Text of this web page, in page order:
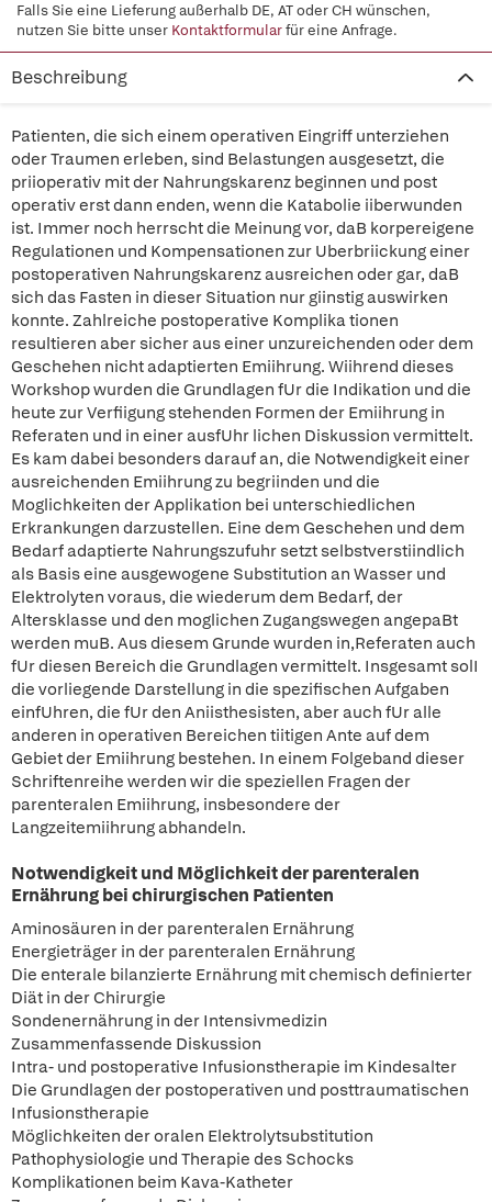
Falls Sie eine Lieferung außerhalb DE, AT oder CH wünschen,
nutzen Sie bitte unser Kontaktformularfür eine Anfrage.
Beschreibung
Patienten, die sich einem operativen Eingriff unterziehen
oder Traumen erleben, sind Belastungen ausgesetzt, die
priioperativ mit der Nahrungskarenz beginnen und post
operativ erst dann enden, wenn die Katabolie iiberwunden
ist. Immer noch herrscht die Meinung vor, daB korpereigene
Regulationen und Kompensationen zur Uberbriickung einer
postoperativen Nahrungskarenz ausreichen oder gar, daB
sich das Fasten in dieser Situation nur giinstig auswirken
konnte. Zahlreiche postoperative Komplika tionen
resultieren aber sicher aus einer unzureichenden oder dem
Geschehen nicht adaptierten Emiihrung. Wiihrend dieses
Workshop wurden die Grundlagen fUr die Indikation und die
heute zur Verfiigung stehenden Formen der Emiihrung in
Referaten und in einer ausfUhr lichen Diskussion vermittelt.
Es kam dabei besonders darauf an, die Notwendigkeit einer
ausreichenden Emiihrung zu begriinden und die
Moglichkeiten der Applikation bei unterschiedlichen
Erkrankungen darzustellen. Eine dem Geschehen und dem
Bedarf adaptierte Nahrungszufuhr setzt selbstverstiindlich
als Basis eine ausgewogene Substitution an Wasser und
Elektrolyten voraus, die wiederum dem Bedarf, der
Altersklasse und den moglichen Zugangswegen angepaBt
werden muB. Aus diesem Grunde wurden in,Referaten auch
fUr diesen Bereich die Grundlagen vermittelt. Insgesamt solI
die vorliegende Darstellung in die spezifischen Aufgaben
einfUhren, die fUr den Aniisthesisten, aber auch fUr alle
anderen in operativen Bereichen tiitigen Ante auf dem
Gebiet der Emiihrung bestehen. In einem Folgeband dieser
Schriftenreihe werden wir die speziellen Fragen der
parenteralen Emiihrung, insbesondere der
Langzeitemiihrung abhandeln.
Notwendigkeit und Möglichkeit der parenteralen
Ernährung bei chirurgischen Patienten
Aminosäuren in der parenteralen Ernährung
Energieträger in der parenteralen Ernährung
Die enterale bilanzierte Ernährung mit chemisch definierter
Diät in der Chirurgie
Sondenernährung in der Intensivmedizin
Zusammenfassende Diskussion
Intra- und postoperative Infusionstherapie im Kindesalter
Die Grundlagen der postoperativen und posttraumatischen
Infusionstherapie
Möglichkeiten der oralen Elektrolytsubstitution
Pathophysiologie und Therapie des Schocks
Komplikationen beim Kava-Katheter